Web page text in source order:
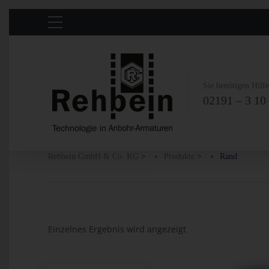
02191 – 3 10
> > Rand
Einzelnes Ergebnis wird angezeigt